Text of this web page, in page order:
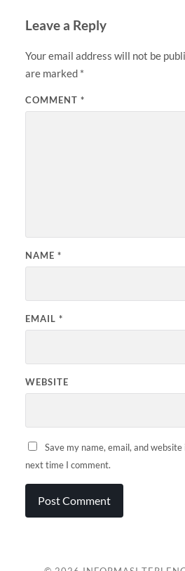
Leave a Reply
Your email address will not be
are marked *
COMMENT *
NAME *
EMAIL *
WEBSITE
Save my name, email, and
next time I comment.